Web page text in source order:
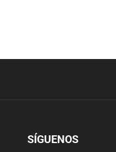
SÍGUENOS